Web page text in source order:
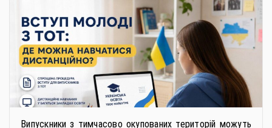
Випускники з тимчасово окупованих територій можуть